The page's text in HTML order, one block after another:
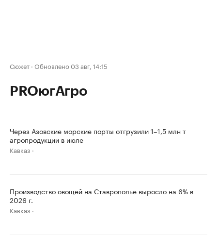
Сюжет · Обновлено 03 авг, 14:15
PROюгАгро
Через Азовские морские порты отгрузили 1–1,5 млн т
агропродукции в июле
Кавказ
Производство овощей на Ставрополье выросло на 6% в
2026 г.
Кавказ